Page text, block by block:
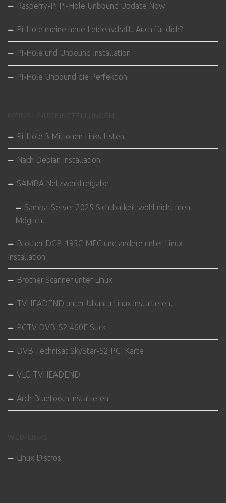
Rasperry-Pi Pi-Hole Unbound Update Now
Pi-Hole meine neue Leidenschaft. Auch für dich?
Pi-Hole und Unbound Installation
Pi-Hole Unbound die Perfektion
Pi-Hole 3 Millionen Links Listen
Nach Debian Installation
SAMBA Netzwerkfreigabe
Samba-Server 2025 Sichtbarkeit wohl nicht mehr
Möglich.
Brother DCP-195C MFC und andere unter Linux
Installation
Brother Scanner unter Linux
TVHEADEND unter Ubuntu Linux installieren.
PCTV DVB-S2 460E Stick
DVB Technisat SkyStar-S2 PCI Karte
VLC-TVHEADEND
Arch Bluetooth installieren
Linux Distros